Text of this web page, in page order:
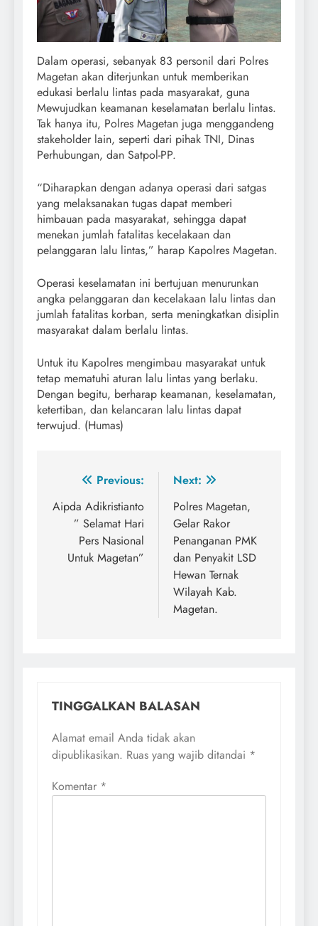
Dalam operasi, sebanyak 83 personil dari Polres
Magetan akan diterjunkan untuk memberikan
edukasi berlalu lintas pada masyarakat, guna
Mewujudkan keamanan keselamatan berlalu lintas.
Tak hanya itu, Polres Magetan juga menggandeng
stakeholder lain, seperti dari pihak TNI, Dinas
Perhubungan, dan Satpol-PP.
“Diharapkan dengan adanya operasi dari satgas
yang melaksanakan tugas dapat memberi
himbauan pada masyarakat, sehingga dapat
menekan jumlah fatalitas kecelakaan dan
pelanggaran lalu lintas,” harap Kapolres Magetan.
Operasi keselamatan ini bertujuan menurunkan
angka pelanggaran dan kecelakaan lalu lintas dan
jumlah fatalitas korban, serta meningkatkan disiplin
masyarakat dalam berlalu lintas.
Untuk itu Kapolres mengimbau masyarakat untuk
tetap mematuhi aturan lalu lintas yang berlaku.
Dengan begitu, berharap keamanan, keselamatan,
ketertiban, dan kelancaran lalu lintas dapat
terwujud. (Humas)
Navigasi
pos
Previous:
Aipda Adikristianto
” Selamat Hari
Pers Nasional
Untuk Magetan”
Next:
Polres Magetan,
Gelar Rakor
Penanganan PMK
dan Penyakit LSD
Hewan Ternak
Wilayah Kab.
Magetan.
TINGGALKAN BALASAN
Alamat email Anda tidak akan
dipublikasikan. Ruas yang wajib ditandai *
Komentar *